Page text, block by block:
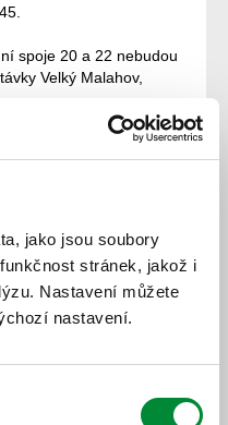
jako jsou soubory
stránek, jakož i
Nastavení můžete
nastavení.
spoje 20 a 22 nebudou
Velký Malahov,
trasy do Jivjan dochází
odjezdových